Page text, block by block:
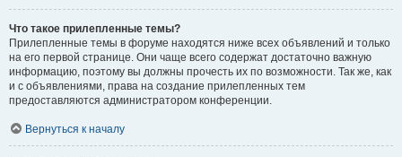
Что такое прилепленные темы?
Прилепленные темы в форуме находятся ниже всех объявлений и только
на его первой странице. Они чаще всего содержат достаточно важную
информацию, поэтому вы должны прочесть их по возможности. Так же, как
и с объявлениями, права на создание прилепленных тем
предоставляются администратором конференции.
Вернуться к началу